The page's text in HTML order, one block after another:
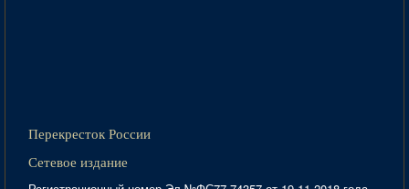
Перекресток России
Сетевое издание